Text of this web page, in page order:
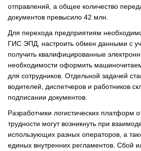
отправлений, а общее количество
документов превысило 42 млн.
Для перехода предприятиям
ГИС ЭПД, настроить обмен данными с
получить квалифицированные
необходимости оформить
для сотрудников. Отдельной задачей
водителей, диспетчеров и работников
подписании документов.
Разработчики логистических платформ
трудности могут возникнуть при
использующих разных операторов, а
единых внутренних регламентов. Сбой